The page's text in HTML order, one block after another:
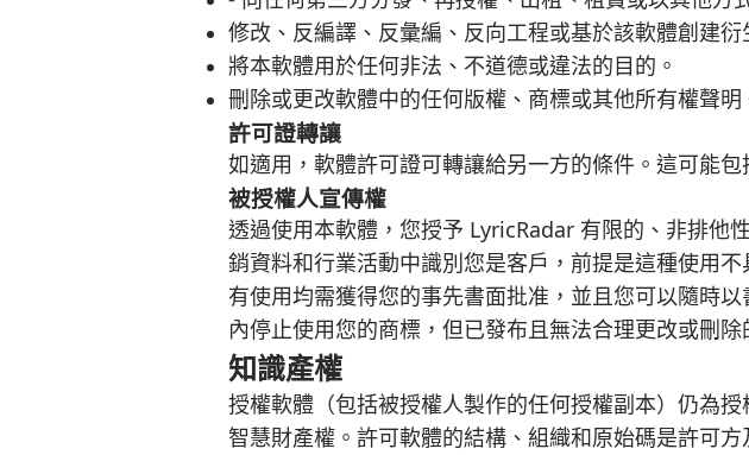
修改、反編譯、反彙編、反向工程或基於該軟體創建衍
將本軟體用於任何非法、不道德或違法的目的。
刪除或更改軟體中的任何版權、商標或其他所有權聲明
許可證轉讓
如適用，軟體許可證可轉讓給另一方的條件。這可能
被授權人宣傳權
透過使用本軟體，您授予 LyricRadar 有限的、非排他
銷資料和行業活動中識別您是客戶，前提是這種使用
有使用均需獲得您的事先書面批准，並且您可以隨時
內停止使用您的商標，但已發布且無法合理更改或刪除
知識產權
授權軟體（包括被授權人製作的任何授權副本）仍為
智慧財產權。許可軟體的結構、組織和原始碼是許可